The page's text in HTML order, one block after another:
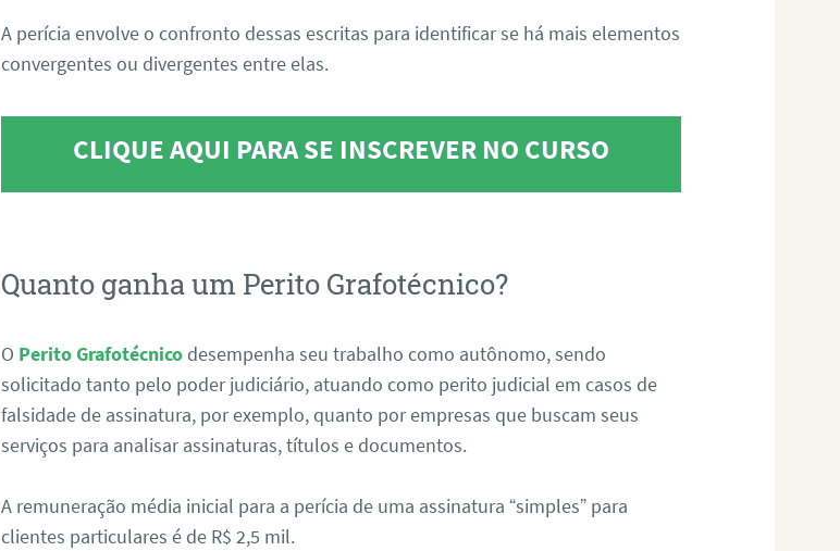
A perícia envolve o confronto dessas escritas para identificar se há mais elementos
convergentes ou divergentes entre elas.
CLIQUE AQUI PARA SE INSCREVER NO CURSO
Quanto ganha um Perito Grafotécnico?
O Perito Grafotécnico desempenha seu trabalho como autônomo, sendo
solicitado tanto pelo poder judiciário, atuando como perito judicial em casos de
falsidade de assinatura, por exemplo, quanto por empresas que buscam seus
serviços para analisar assinaturas, títulos e documentos.
A remuneração média inicial para a perícia de uma assinatura “simples” para
clientes particulares é de R$ 2,5 mil.